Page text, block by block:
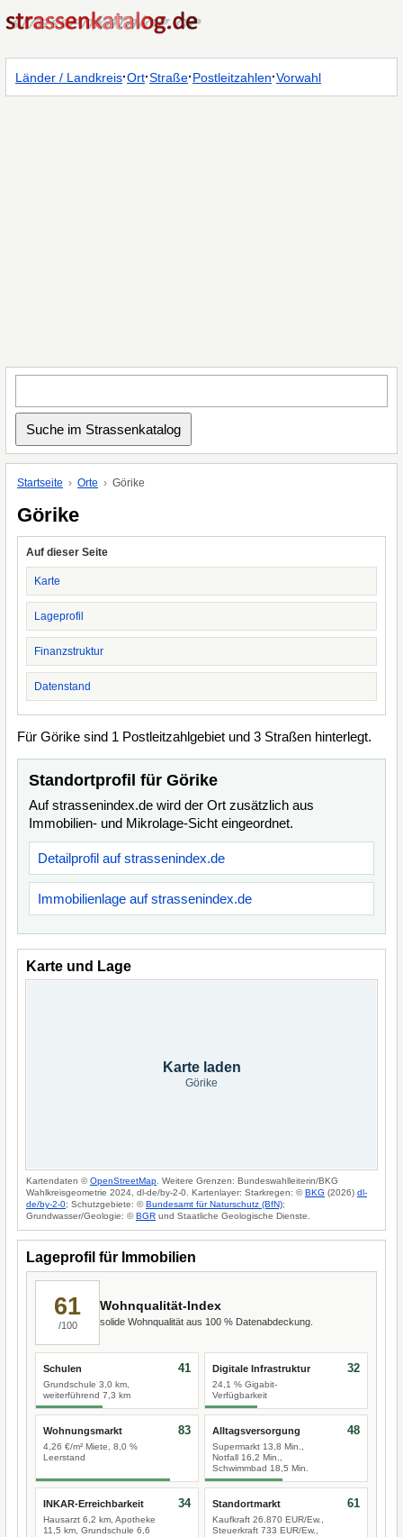
Länder / Landkreis·Ort·Straße·Postleitzahlen·Vorwahl
Startseite Orte Görike
Görike
Auf dieser Seite
Karte
Lageprofil
Finanzstruktur
Datenstand
Für Görike sind 1 Postleitzahlgebiet und 3 Straßen hinterlegt.
Standortprofil für Görike
Auf strassenindex.de wird der Ort zusätzlich aus
Immobilien- und Mikrolage-Sicht eingeordnet.
Detailprofil auf strassenindex.de
Immobilienlage auf strassenindex.de
Karte und Lage
Karte laden
Görike
Kartendaten ©OpenStreetMap . Weitere Grenzen: Bundeswahlleiterin/BKG
Wahlkreisgeometrie 2024, dl-de/by-2-0. Kartenlayer: Starkregen: ©BKG (2026) dl-
de/by-2-0; Schutzgebiete: ©Bundesamt für Naturschutz (BfN);
Grundwasser/Geologie: ©BGR und Staatliche Geologische Dienste.
Lageprofil für Immobilien
61
/100
Wohnqualität-Index
solide Wohnqualität aus 100 % Datenabdeckung.
Schulen
Grundschule 3,0 km,
weiterführend 7,3 km
41 Digitale Infrastruktur
24,1 % Gigabit-
Verfügbarkeit
32
Wohnungsmarkt
4,26 €/m² Miete, 8,0 %
Leerstand
83 Alltagsversorgung
Supermarkt 13,8 Min.,
Notfall 16,2 Min.,
Schwimmbad 18,5 Min.
48
INKAR-Erreichbarkeit
Hausarzt 6,2 km, Apotheke
11,5 km, Grundschule 6,6
34 Standortmarkt
Kaufkraft 26.870 EUR/Ew.,
Steuerkraft 733 EUR/Ew.,
61